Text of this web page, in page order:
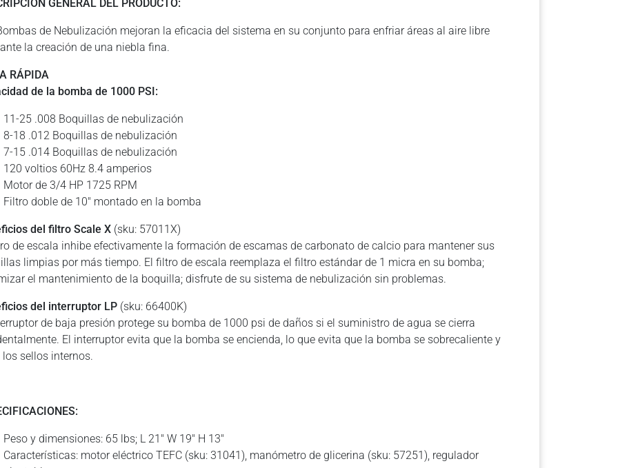
GENERAL DEL PRODUCTO:
de Nebulización mejoran la eficacia del sistema en su conjunto para enfriar áreas al aire libre
la creación de una niebla fina.
RÁPIDA
de la bomba de 1000 PSI:
11-25 .008 Boquillas de nebulización
8-18 .012 Boquillas de nebulización
7-15 .014 Boquillas de nebulización
120 voltios 60Hz 8.4 amperios
Motor de 3/4 HP 1725 RPM
Filtro doble de 10″ montado en la bomba
del filtro Scale X (sku: 57011X)
de escala inhibe efectivamente la formación de escamas de carbonato de calcio para mantener sus
limpias por más tiempo. El filtro de escala reemplaza el filtro estándar de 1 micra en su bomba;
el mantenimiento de la boquilla; disfrute de su sistema de nebulización sin problemas.
del interruptor LP (sku: 66400K)
de baja presión protege su bomba de 1000 psi de daños si el suministro de agua se cierra
El interruptor evita que la bomba se encienda, lo que evita que la bomba se sobrecaliente y
los sellos internos.
Peso y dimensiones: 65 lbs; L 21″ W 19″ H 13″
Características: motor eléctrico TEFC (sku: 31041), manómetro de glicerina (sku: 57251), regulador